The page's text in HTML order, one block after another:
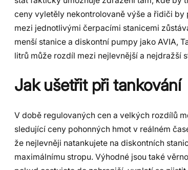
ceny vyletěly nekontrolovaně výše a řidiči
mezi jednotlivými čerpacími stanicemi
menší stanice a diskontní pumpy jako AVIA,
litrů může rozdíl mezi nejlevnější a nejdražší
Jak ušetřit při tankování
V době regulovaných cen a velkých rozdílů
sledující ceny pohonných hmot v reálném
že nejlevněji natankujete na diskontních
maximálnímu stropu. Výhodné jsou také